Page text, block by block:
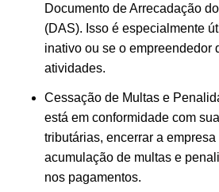
Documento de Arrecadação
(DAS). Isso é especialmente
inativo ou se o empreendedor
atividades.
Cessação de Multas e
está em conformidade com
tributárias, encerrar a
acumulação de multas e
nos pagamentos.